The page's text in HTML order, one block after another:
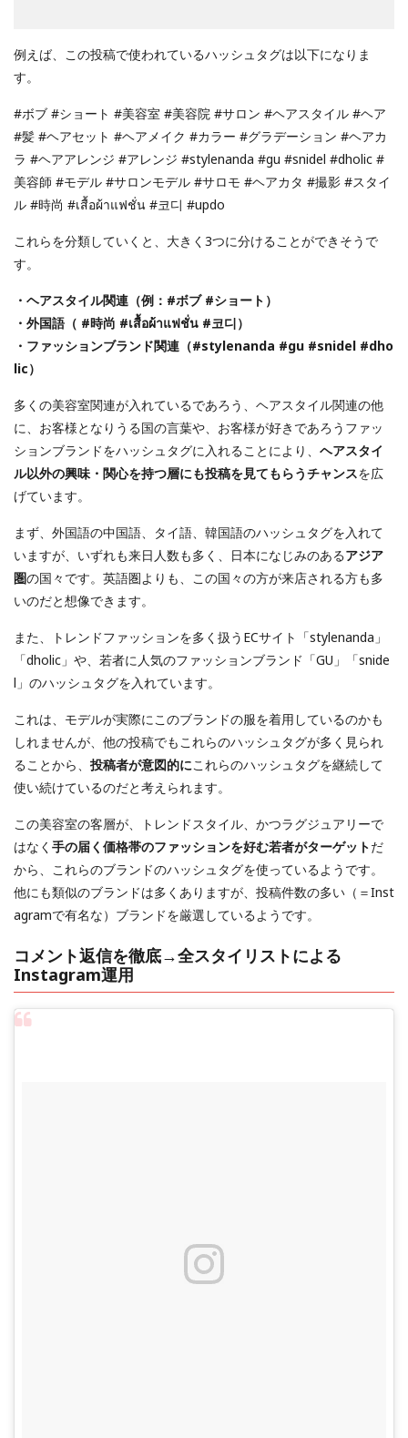
例えば、この投稿で使われているハッシュタグは以下になりま
す。
#ボブ #ショート #美容室 #美容院 #サロン #ヘアスタイル #ヘア
#髪 #ヘアセット #ヘアメイク #カラー #グラデーション #ヘアカ
ラ #ヘアアレンジ #アレンジ #stylenanda #gu #snidel #dholic #
美容師 #モデル #サロンモデル #サロモ #ヘアカタ #撮影 #スタイ
ル #時尚 #เสื้อผ้าแฟชั่น #코디 #updo
これらを分類していくと、大きく3つに分けることができそうで
す。
・ヘアスタイル関連（例：#ボブ #ショート）
・外国語（ #時尚 #เสื้อผ้าแฟชั่น #코디）
・ファッションブランド関連（#stylenanda #gu #snidel #dho
lic）
多くの美容室関連が入れているであろう、ヘアスタイル関連の他
に、お客様となりうる国の言葉や、お客様が好きであろうファッ
ションブランドをハッシュタグに入れることにより、 ヘアスタイ
ル以外の興味・関心を持つ層にも投稿を見てもらうチャンスを広
げています。
まず、外国語の中国語、タイ語、韓国語のハッシュタグを入れて
いますが、いずれも来日人数も多く、日本になじみのあるアジア
圏の国々です。英語圏よりも、この国々の方が来店される方も多
いのだと想像できます。
また、トレンドファッションを多く扱うECサイト「stylenanda」
「dholic」や、若者に人気のファッションブランド「GU」「snide
l」のハッシュタグを入れています。
これは、モデルが実際にこのブランドの服を着用しているのかも
しれませんが、他の投稿でもこれらのハッシュタグが多く見られ
ることから、 投稿者が意図的にこれらのハッシュタグを継続して
使い続けているのだと考えられます。
この美容室の客層が、トレンドスタイル、かつラグジュアリーで
はなく 手の届く価格帯のファッションを好む若者がターゲットだ
から、これらのブランドのハッシュタグを使っているようです。
他にも類似のブランドは多くありますが、投稿件数の多い（＝Inst
agramで有名な）ブランドを厳選しているようです。
コメント返信を徹底→全スタイリストによる
Instagram運用